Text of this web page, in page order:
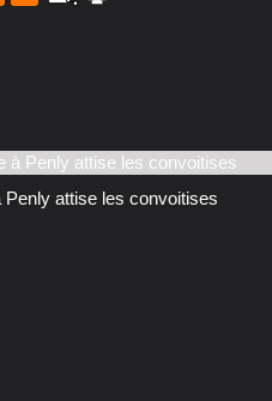
attise les convoitises